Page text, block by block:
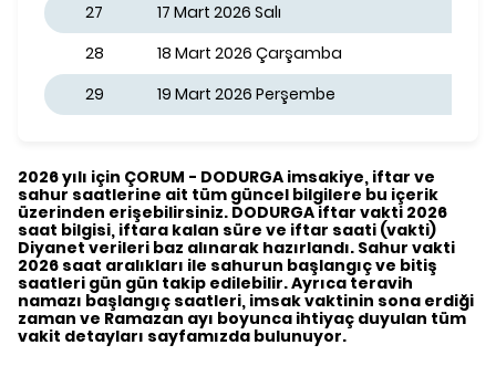
27
17 Mart 2026 Salı
28
18 Mart 2026 Çarşamba
29
19 Mart 2026 Perşembe
2026 yılı için ÇORUM - DODURGA imsakiye, iftar ve
sahur saatlerine ait tüm güncel bilgilere bu içerik
üzerinden erişebilirsiniz. DODURGA iftar vakti 2026
saat bilgisi, iftara kalan süre ve iftar saati (vakti)
Diyanet verileri baz alınarak hazırlandı. Sahur vakti
2026 saat aralıkları ile sahurun başlangıç ve bitiş
saatleri gün gün takip edilebilir. Ayrıca teravih
namazı başlangıç saatleri, imsak vaktinin sona erdiği
zaman ve Ramazan ayı boyunca ihtiyaç duyulan tüm
vakit detayları sayfamızda bulunuyor.